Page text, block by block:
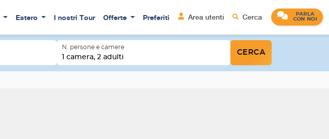
Estero I nostri Tour Offerte Preferiti Area utenti Cerca
PARLA
CON NOI
N. persone e camere
1 camera, 2 adulti
CERCA